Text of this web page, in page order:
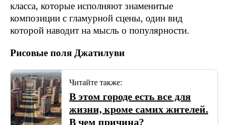
класса, которые исполняют знаменитые
композиции с гламурной сцены, один вид
которой наводит на мысль о популярности.
Рисовые поля Джатилуви
Читайте также:
В этом городе есть все для
жизни, кроме самих жителей.
В чем причина?